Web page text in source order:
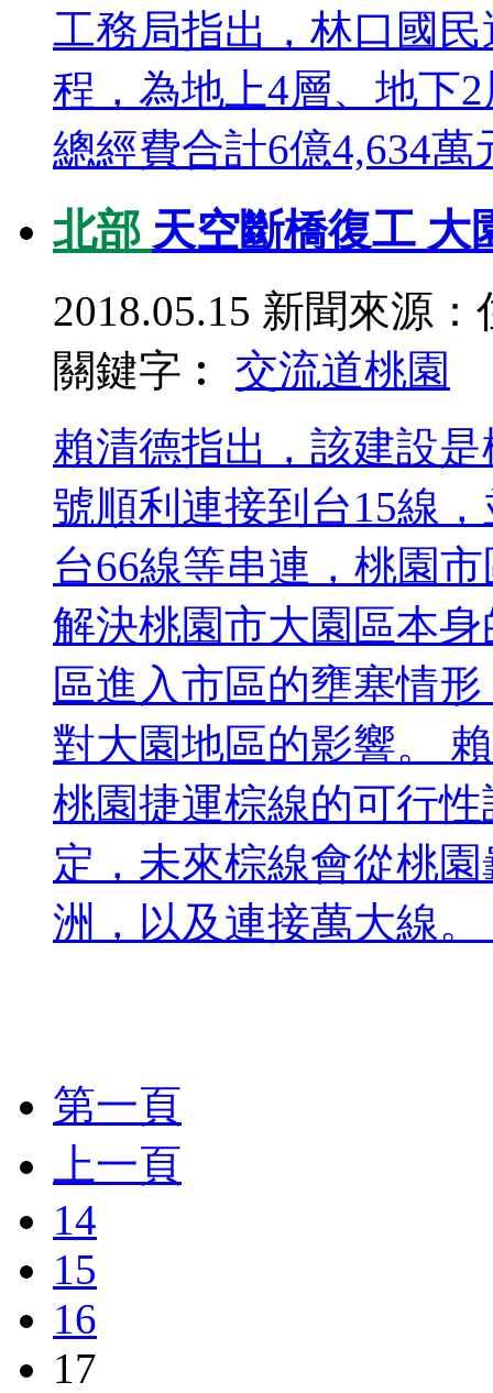
工務局指出，林口國
程，為地上4層、地下
總經費合計6億4,634
北部 天空斷橋復工 大
2018.05.15 新聞來源：
關鍵字︰ 交流道桃園
賴清德指出，該建設
號順利連接到台15線
台66線等串連，桃園
解決桃園市大園區本
區進入市區的壅塞情
對大園地區的影響。
桃園捷運棕線的可行
定，未來棕線會從桃
洲，以及連接萬大線
第一頁
上一頁
14
15
16
17